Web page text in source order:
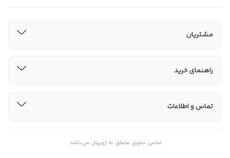
مشتریان
راهنمای خرید
تماس و اطلاعات
تمامی حقوق متعلق به ژوپیتل می‌باشد.